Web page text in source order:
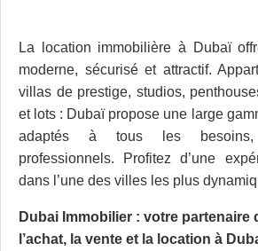
La location immobilière à Dubaï
moderne, sécurisé et attractif.
villas de prestige, studios,
et lots : Dubaï propose une large
adaptés à tous les besoins,
professionnels. Profitez d’une
dans l’une des villes les plus
Dubai Immobilier : votre partenaire
l’achat, la vente et la location à